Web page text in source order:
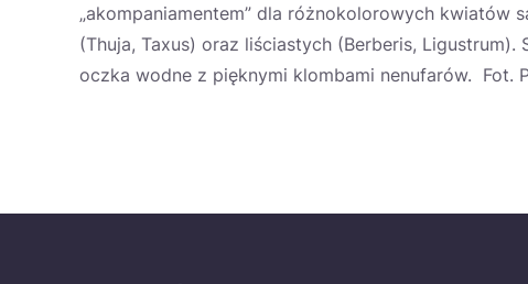
„akompaniamentem” dla różnokolorowych
(Thuja, Taxus) oraz liściastych (Berberis,
oczka wodne z pięknymi klombami nenufarów. Fot.